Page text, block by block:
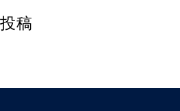
投稿